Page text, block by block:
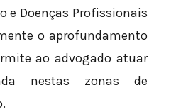
e Doenças Profissionais
o aprofundamento
ao advogado atuar
nestas zonas de